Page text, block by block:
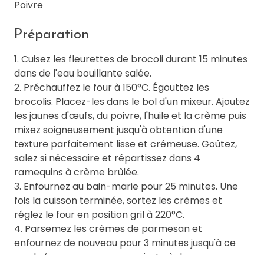
Poivre
Préparation
1. Cuisez les fleurettes de brocoli durant 15 minutes
dans de l'eau bouillante salée.
2. Préchauffez le four à 150°C. Égouttez les
brocolis. Placez-les dans le bol d'un mixeur. Ajoutez
les jaunes d'œufs, du poivre, l'huile et la crème puis
mixez soigneusement jusqu'à obtention d'une
texture parfaitement lisse et crémeuse. Goûtez,
salez si nécessaire et répartissez dans 4
ramequins à crème brûlée.
3. Enfournez au bain-marie pour 25 minutes. Une
fois la cuisson terminée, sortez les crèmes et
réglez le four en position gril à 220°C.
4. Parsemez les crèmes de parmesan et
enfournez de nouveau pour 3 minutes jusqu'à ce